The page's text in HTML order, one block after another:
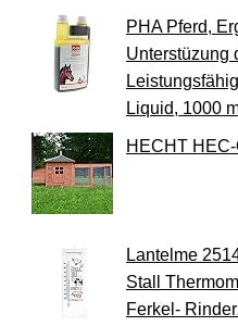
PHA Pferd,
Unterstüzung
Liquid, 1000
HECHT
Lantelme
Stall
Ferkel-